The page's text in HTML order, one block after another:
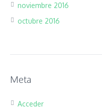
noviembre 2016
octubre 2016
Meta
Acceder